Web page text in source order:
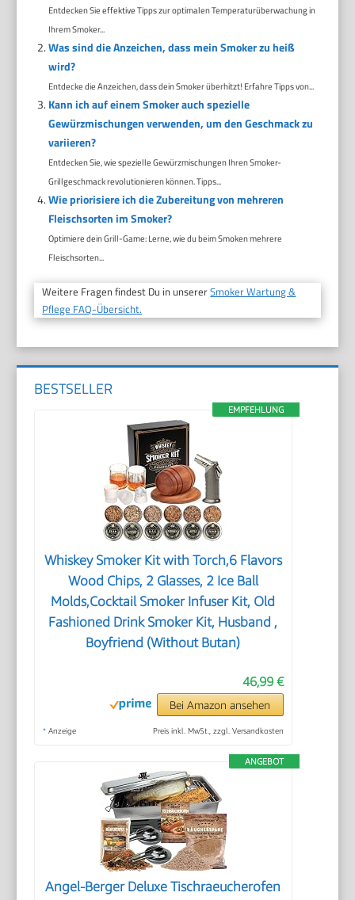
Entdecken Sie effektive Tipps zur optimalen Temperaturüberwachung in
Ihrem Smoker...
Was sind die Anzeichen, dass mein Smoker zu heiß
wird?
Entdecke die Anzeichen, dass dein Smoker überhitzt! Erfahre Tipps von...
Kann ich auf einem Smoker auch spezielle
Gewürzmischungen verwenden, um den Geschmack zu
variieren?
Entdecken Sie, wie spezielle Gewürzmischungen Ihren Smoker-
Grillgeschmack revolutionieren können. Tipps...
Wie priorisiere ich die Zubereitung von mehreren
Fleischsorten im Smoker?
Optimiere dein Grill-Game: Lerne, wie du beim Smoken mehrere
Fleischsorten...
Weitere Fragen findest Du in unsererSmoker Wartung &
Pflege FAQ-Übersicht.
BESTSELLER
EMPFEHLUNG
Whiskey Smoker Kit with Torch,6 Flavors
Wood Chips, 2 Glasses, 2 Ice Ball
Molds,Cocktail Smoker Infuser Kit, Old
Fashioned Drink Smoker Kit, Husband ,
Boyfriend (Without Butan)
46,99 €
Bei Amazon ansehen
* Anzeige Preis inkl. MwSt., zzgl. Versandkosten
ANGEBOT
Angel-Berger Deluxe Tischraeucherofen